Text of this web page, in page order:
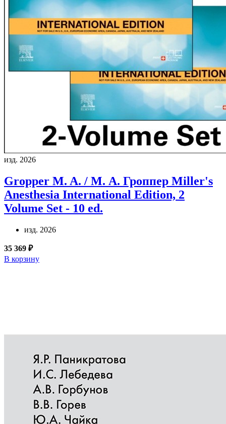
изд. 2026
Gropper M. A. / М. А. Гроппер Miller's
Anesthesia International Edition, 2
Volume Set - 10 ed.
изд. 2026
35 369 ₽
В корзину